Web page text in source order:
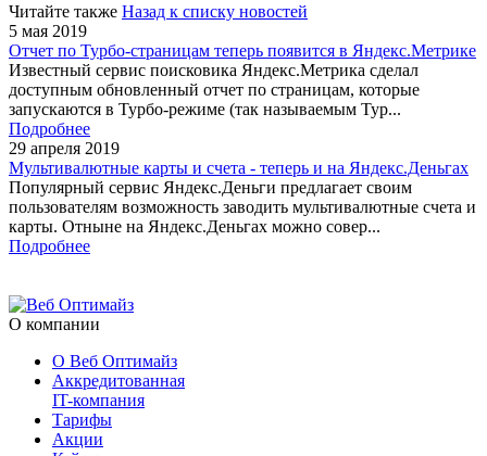
Читайте также Назад к списку новостей
5 мая 2019
Отчет по Турбо-страницам теперь появится в Яндекс.Метрике
Известный сервис поисковика Яндекс.Метрика сделал
доступным обновленный отчет по страницам, которые
запускаются в Турбо-режиме (так называемым Тур...
Подробнее
29 апреля 2019
Мультивалютные карты и счета - теперь и на Яндекс.Деньгах
Популярный сервис Яндекс.Деньги предлагает своим
пользователям возможность заводить мультивалютные счета и
карты. Отныне на Яндекс.Деньгах можно совер...
Подробнее
О компании
О Веб Оптимайз
Аккредитованная
IT-компания
Тарифы
Акции